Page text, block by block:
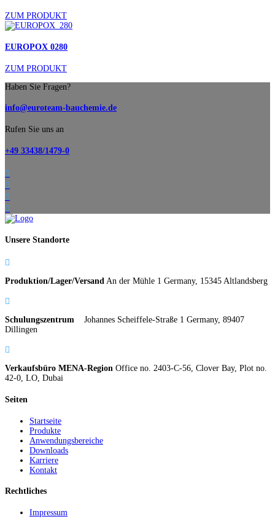
ZUM PRODUKT
EUROPOX 0280
ZUM PRODUKT
Haben Sie Fragen?
info@euroteam-bauchemie.de
Rufen Sie uns an
+49 33438/1479-0




Unsere Standorte

Produktion/Lager/Versand An der Mühle 1 Germany, 15345 Altlandsberg

Schulungszentrum Johannes Scheiffele-Straße 1 Germany, 89407
Dillingen

Verkaufsbüro MENA-Region Office no. 2403-C-56, Clover Bay, Plot no.
42-0, LO, Dubai
Seiten
Startseite
Produkte
Anwendungsbereiche
Downloads
Karriere
Kontakt
Rechtliches
Impressum